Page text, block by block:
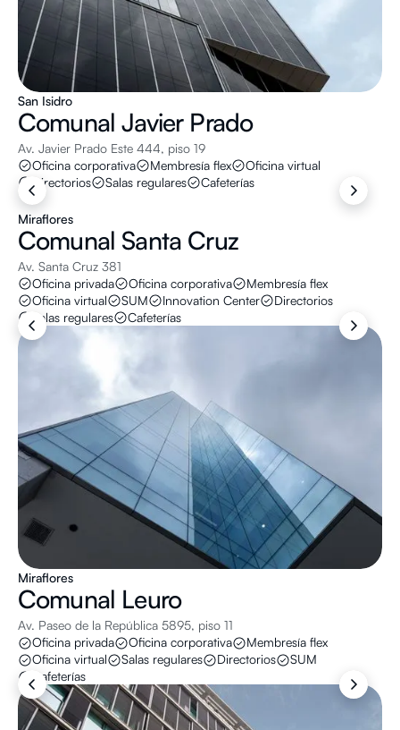
San Isidro
ComunalJavier Prado
Av. Javier Prado Este 444, piso 19
Oficina corporativa
Membresía flex
Oficina virtual
Directorios
Salas regulares Cafeterías
Miraflores
Comunal Santa Cruz
Av. Santa Cruz 381
Oficina privada
Oficina corporativa
Membresía flex
Oficina virtual
SUM Innovation Center
Directorios
Salas regulares
Cafeterías
Miraflores
Comunal Leuro
Av. Paseo de la República 5895, piso 11
Oficina privada
Oficina corporativa
Membresía flex
Oficina virtual
Salas regulares Directorios
SUM
Cafeterías